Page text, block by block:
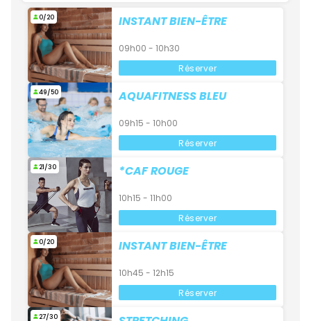
0/20 INSTANT BIEN-ÊTRE
09h00 - 10h30
Réserver
49/50 AQUAFITNESS BLEU
09h15 - 10h00
Réserver
21/30 *CAF ROUGE
10h15 - 11h00
Réserver
0/20 INSTANT BIEN-ÊTRE
10h45 - 12h15
Réserver
27/30